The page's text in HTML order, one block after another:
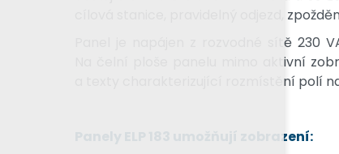
cílová stanice, pravidelný odjezd,
Panel je napájen z rozvodné sítě 230
Na čelní ploše panelu mimo aktivní
a texty charakterizující rozmístění polí
Panely ELP 183 umožňují zobrazení: